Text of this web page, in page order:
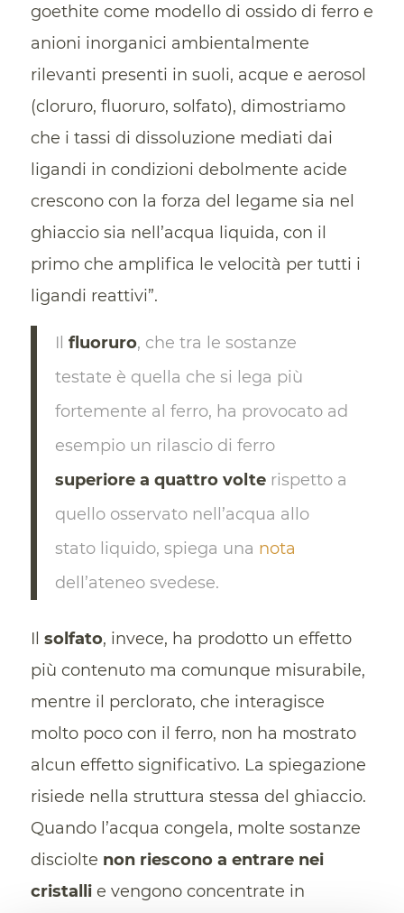
goethite come modello di ossido di ferro e
anioni inorganici ambientalmente
rilevanti presenti in suoli, acque e aerosol
(cloruro, fluoruro, solfato), dimostriamo
che i tassi di dissoluzione mediati dai
ligandi in condizioni debolmente acide
crescono con la forza del legame sia nel
ghiaccio sia nell’acqua liquida, con il
primo che amplifica le velocità per tutti i
ligandi reattivi”.
Il fluoruro, che tra le sostanze
testate è quella che si lega più
fortemente al ferro, ha provocato ad
esempio un rilascio di ferro
superiore a quattro volterispetto a
quello osservato nell’acqua allo
stato liquido, spiega una nota
dell’ateneo svedese.
Il solfato, invece, ha prodotto un effetto
più contenuto ma comunque misurabile,
mentre il perclorato, che interagisce
molto poco con il ferro, non ha mostrato
alcun effetto significativo. La spiegazione
risiede nella struttura stessa del ghiaccio.
Quando l’acqua congela, molte sostanze
disciolte non riescono a entrare nei
cristallie vengono concentrate in